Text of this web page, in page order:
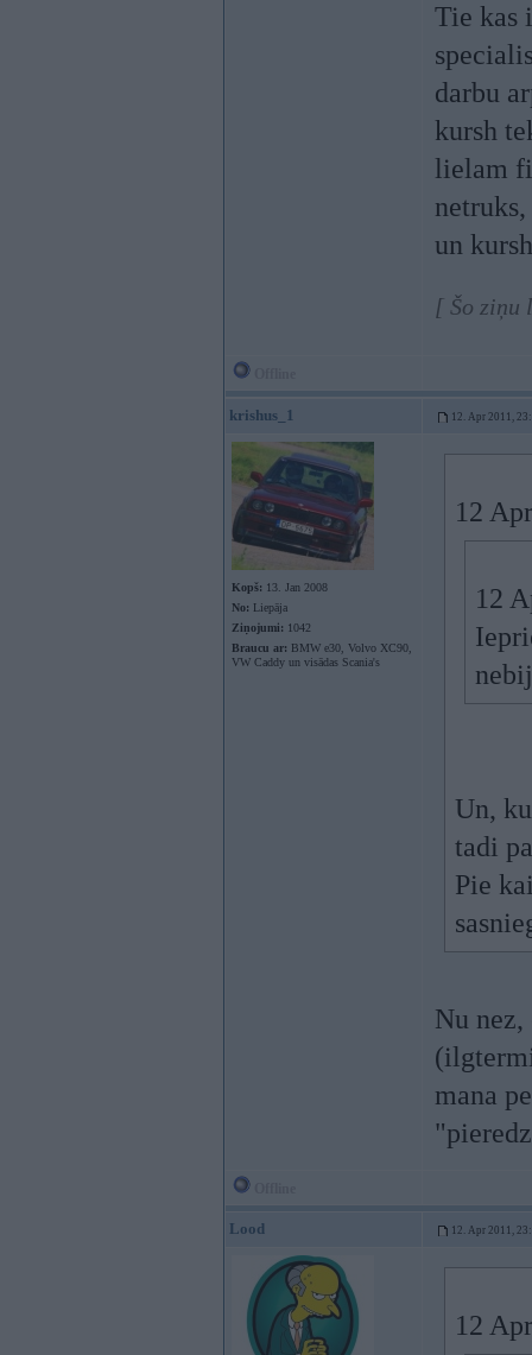
Tie kas
darbu
kursh
lielam
un
[ Šo ziņu
krishus_1 12. Apr 2011,
Kopš: 13. Jan 2008
No: Liepāja
Ziņojumi: 1042
Braucu ar: BMW e30, Volvo XC90,
VW Caddy un visādas Scania's
12
12
Un,
tadi
Pie
Nu nez,
mana
Lood 12. Apr 2011,
12